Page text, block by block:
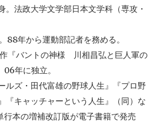
。法政大学文学部日本文学科（専攻・
88年から運動部記者を務める。
『バントの神様 川相昌弘と巨人軍の
年に独立。
ルズ・田代富雄の野球人生』『プロ野
『キャッチャーという人生』（同）な
行本の増補改訂版が電子書籍で発売